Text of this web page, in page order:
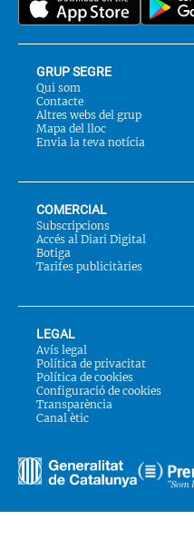
GRUP SEGRE
Qui som
Contacte
Altres webs del grup
Mapa del lloc
Envia la teva notícia
COMERCIAL
Subscripcions
Accés al Diari Digital
Botiga
Tarifes publicitàries
LEGAL
Avís legal
Política de privacitat
Política de cookies
Configuració de cookies
Transparència
Canal ètic